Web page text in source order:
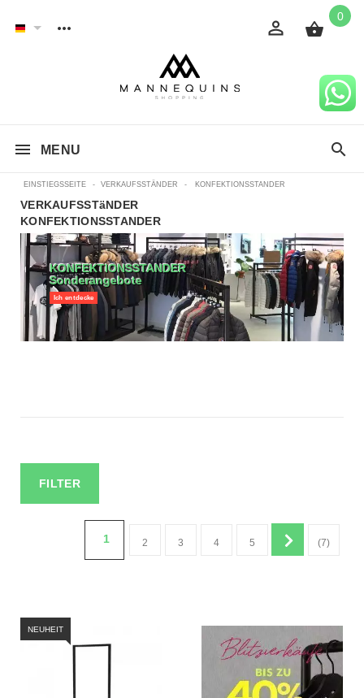
0
MENU
EINSTIEGSSEITE - VERKAUFSSTÄNDER - KONFEKTIONSSTANDER
VERKAUFSSTäNDER
KONFEKTIONSSTANDER
KONFEKTIONSSTANDER
Sonderangebote
Ich entdecke
FILTER
1 2 3 4 5 (7)
NEUHEIT